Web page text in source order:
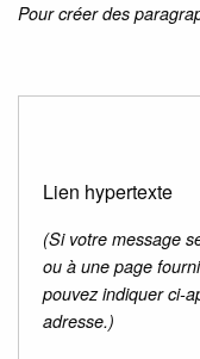
Pour créer des
Lien hypertexte
(Si votre message
ou à une page
pouvez indiquer ci-
adresse.)